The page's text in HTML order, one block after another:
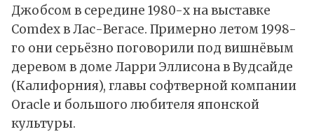
Джобсом в середине 1980-х на выставке
Comdex в Лас-Вегасе. Примерно летом 1998-
го они серьёзно поговорили под вишнёвым
деревом в доме Ларри Эллисона в Вудсайде
(Калифорния), главы софтверной компании
Oracle и большого любителя японской
культуры.